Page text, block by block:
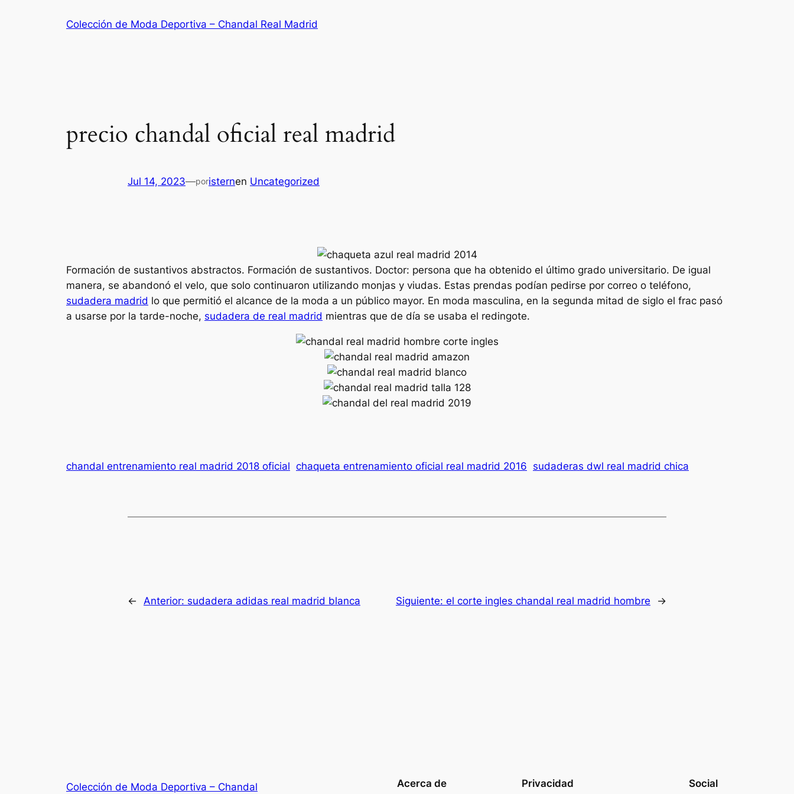
Colección de Moda Deportiva – Chandal Real Madrid
precio chandal oficial real madrid
Jul 14, 2023—poristernen Uncategorized
Formación de sustantivos abstractos. Formación de sustantivos. Doctor: persona que ha obtenido el último grado universitario. De igual
manera, se abandonó el velo, que solo continuaron utilizando monjas y viudas. Estas prendas podían pedirse por correo o teléfono,
sudadera madrid lo que permitió el alcance de la moda a un público mayor. En moda masculina, en la segunda mitad de siglo el frac pasó
a usarse por la tarde-noche, sudadera de real madrid mientras que de día se usaba el redingote.
chandal entrenamiento real madrid 2018 oficial chaqueta entrenamiento oficial real madrid 2016 sudaderas dwl real madrid chica
← Anterior: sudadera adidas real madrid blanca Siguiente: el corte ingles chandal real madrid hombre →
Colección de Moda Deportiva – Chandal Acerca de Privacidad Social